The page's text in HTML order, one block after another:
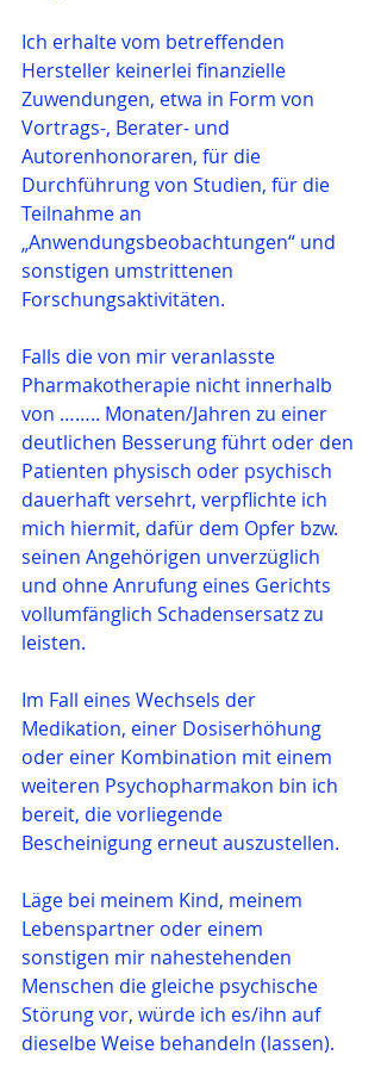
Ich erhalte vom betreffenden
Hersteller keinerlei finanzielle
Zuwendungen, etwa in Form von
Vortrags-, Berater- und
Autorenhonoraren, für die
Durchführung von Studien, für die
Teilnahme an
„Anwendungsbeobachtungen“ und
sonstigen umstrittenen
Forschungsaktivitäten.
Falls die von mir veranlasste
Pharmakotherapie nicht innerhalb
von …….. Monaten/Jahren zu einer
deutlichen Besserung führt oder den
Patienten physisch oder psychisch
dauerhaft versehrt, verpflichte ich
mich hiermit, dafür dem Opfer bzw.
seinen Angehörigen unverzüglich
und ohne ­Anrufung eines Gerichts
vollumfänglich Schadensersatz zu
leisten.
Im Fall eines Wechsels der
Medikation, einer Dosiserhöhung
oder einer Kombination mit einem
weiteren Psychopharmakon bin ich
bereit, die vorliegende
Bescheinigung erneut auszustellen.
Läge bei meinem Kind, meinem
Lebenspartner oder einem
sonstigen mir nahestehenden
Menschen die gleiche psychische
Störung vor, würde ich es/ihn auf
dieselbe Weise behandeln (lassen).